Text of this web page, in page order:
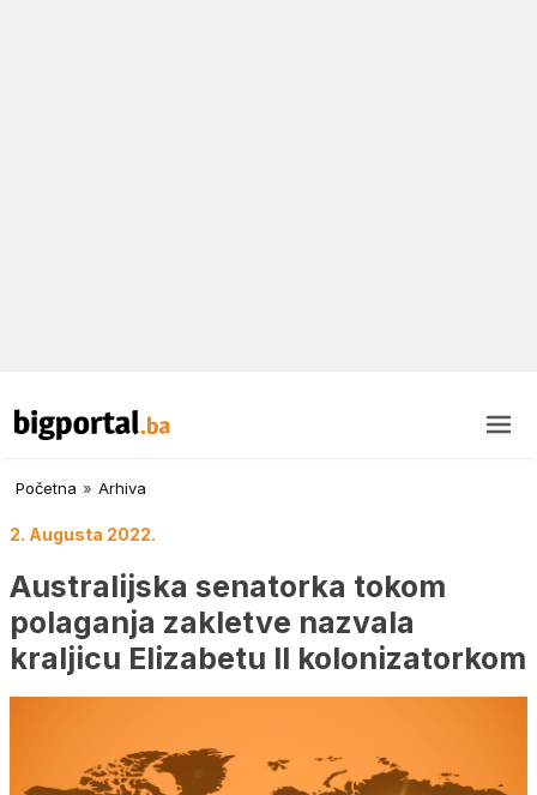
Početna » Arhiva
2. Augusta 2022.
Australijska senatorka tokom
polaganja zakletve nazvala
kraljicu Elizabetu II kolonizatorkom